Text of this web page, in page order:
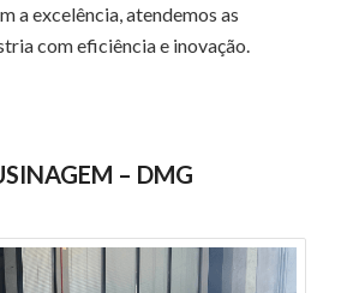
a excelência, atendemos as
com eficiência e inovação.
– DMG